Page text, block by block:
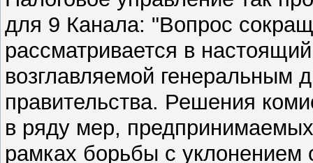
для 9 Канала: "Вопрос
рассматривается в
возглавляемой генеральным
правительства. Решения
в ряду мер,
рамках борьбы с уклонением